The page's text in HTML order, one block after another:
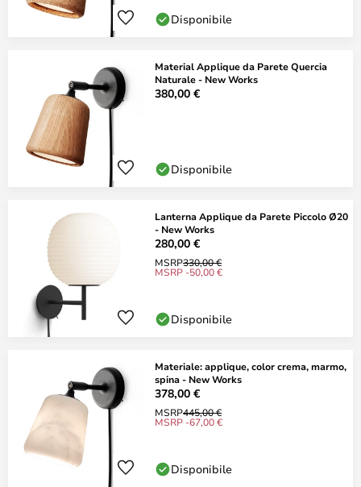
Disponibile
Material Applique da Parete Quercia
Naturale - New Works
380,00 €
Disponibile
Lanterna Applique da Parete Piccolo Ø20
- New Works
280,00 €
MSRP330,00 €
MSRP -50,00 €
Disponibile
Materiale: applique, color crema, marmo,
spina - New Works
378,00 €
MSRP445,00 €
MSRP -67,00 €
Disponibile